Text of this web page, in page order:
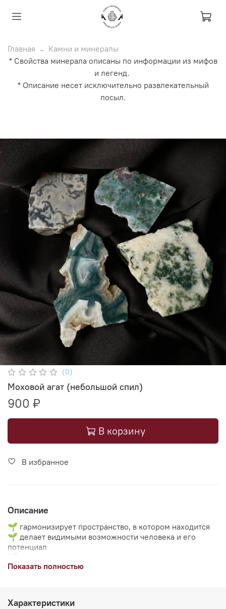
Главная
Камни и минералы
* Свойства минерала описаны по информации из мифов
и легенд.
* Описание несет исключительно развлекательный
посыл.
(0)
Моховой агат (небольшой спил)
900 ₽
В корзину
В избранное
Описание
🌱 гармонизирует пространство, в котором находится
🌱 делает видимыми возможности человека и его
потенциал
🌱 учит чувствовать единство всего сущего
Показать полностью
Характеристики